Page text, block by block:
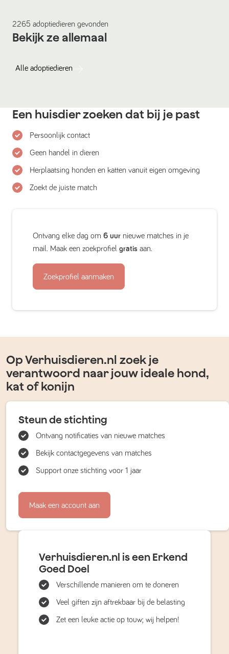
2265 adoptiedieren gevonden
Bekijk ze allemaal
Alle adoptiedieren
Een huisdier zoeken dat bij je past
Persoonlijk contact
Geen handel in dieren
Herplaatsing honden en katten vanuit eigen omgeving
Zoekt de juiste match
Ontvang elke dag om 6 uur nieuwe matches in je
mail. Maak een zoekprofiel gratis aan.
Zoekprofiel aanmaken
Op Verhuisdieren.nl zoek je
verantwoord naar jouw ideale hond,
kat of konijn
Steun de stichting
Ontvang notificaties van nieuwe matches
Bekijk contactgegevens van matches
Support onze stichting voor 1 jaar
Maak een account aan
Verhuisdieren.nl is een Erkend
Goed Doel
Verschillende manieren om te doneren
Veel giften zijn aftrekbaar bij de belasting
Zet een leuke actie op touw; wij helpen!